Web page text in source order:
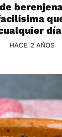
HACE 2 AÑOS